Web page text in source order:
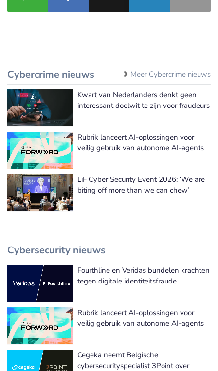
Cybercrime nieuws Meer Cybercrime nieuws
Kwart van Nederlanders denkt geen
interessant doelwit te zijn voor fraudeurs
Rubrik lanceert AI-oplossingen voor
veilig gebruik van autonome AI-agents
LiF Cyber Security Event 2026: ‘We are
biting off more than we can chew’
Cybersecurity nieuws
Meer Cybersecurity nieuws
Fourthline en Veridas bundelen krachten
tegen digitale identiteitsfraude
Rubrik lanceert AI-oplossingen voor
veilig gebruik van autonome AI-agents
Cegeka neemt Belgische
cybersecurityspecialist 3Point over